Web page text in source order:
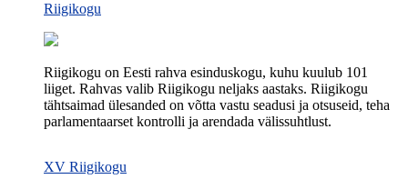
Riigikogu
Riigikogu on Eesti rahva esinduskogu, kuhu kuulub 101
liiget. Rahvas valib Riigikogu neljaks aastaks. Riigikogu
tähtsaimad ülesanded on võtta vastu seadusi ja otsuseid, teha
parlamentaarset kontrolli ja arendada välissuhtlust.
XV Riigikogu